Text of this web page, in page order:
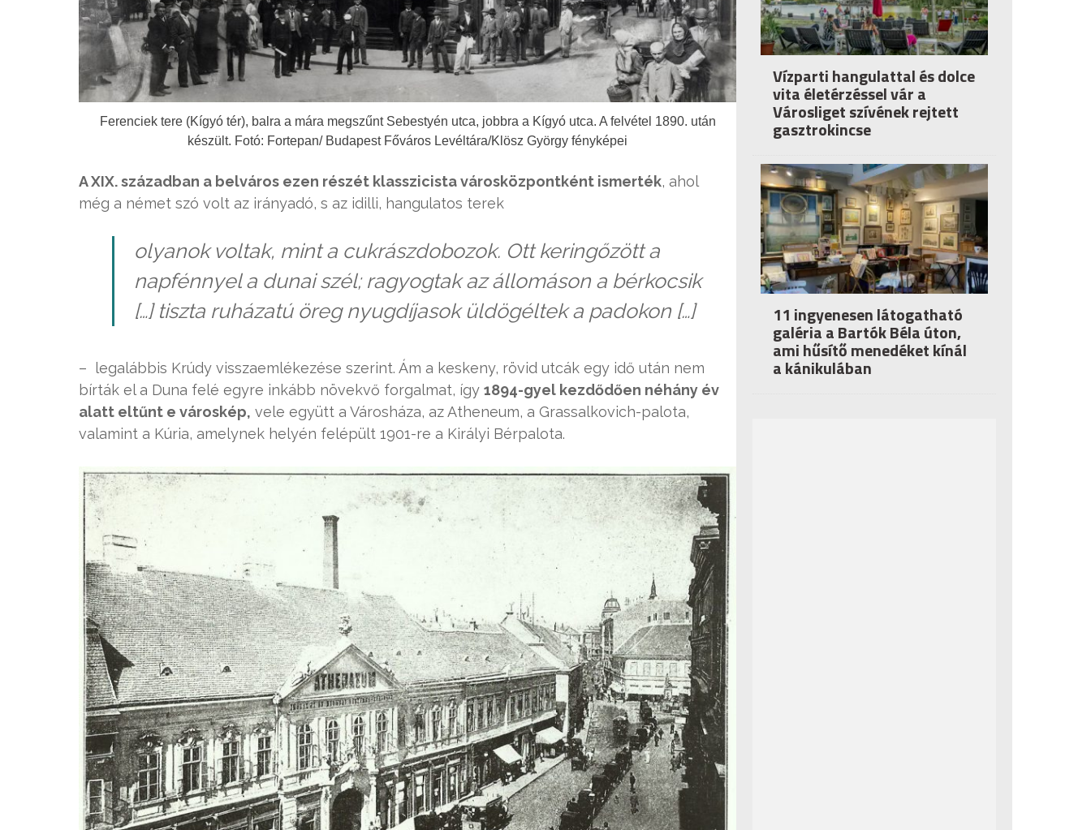
Ferenciek tere (Kígyó tér), balra a mára megszűnt Sebestyén utca, jobbra a Kígyó utca. A felvétel 1890. után
készült. Fotó: Fortepan/ Budapest Főváros Levéltára/Klösz György fényképei
A XIX. században a belváros ezen részét klasszicista városközpontként ismerték, ahol
még a német szó volt az irányadó, s az idilli, hangulatos terek
olyanok voltak, mint a cukrászdobozok. Ott keringőzött a
napfénnyel a dunai szél; ragyogtak az állomáson a bérkocsik
[…] tiszta ruházatú öreg nyugdíjasok üldögéltek a padokon […]
– legalábbis Krúdy visszaemlékezése szerint. Ám a keskeny, rövid utcák egy idő után nem
bírták el a Duna felé egyre inkább növekvő forgalmat, így 1894-gyel kezdődően néhány év
alatt eltűnt e városkép, vele együtt a Városháza, az Atheneum, a Grassalkovich-palota,
valamint a Kúria, amelynek helyén felépült 1901-re a Királyi Bérpalota.
Vízparti hangulattal és dolce
vita életérzéssel vár a
Városliget szívének rejtett
gasztrokincse
11 ingyenesen látogatható
galéria a Bartók Béla úton,
ami hűsítő menedéket kínál
a kánikulában